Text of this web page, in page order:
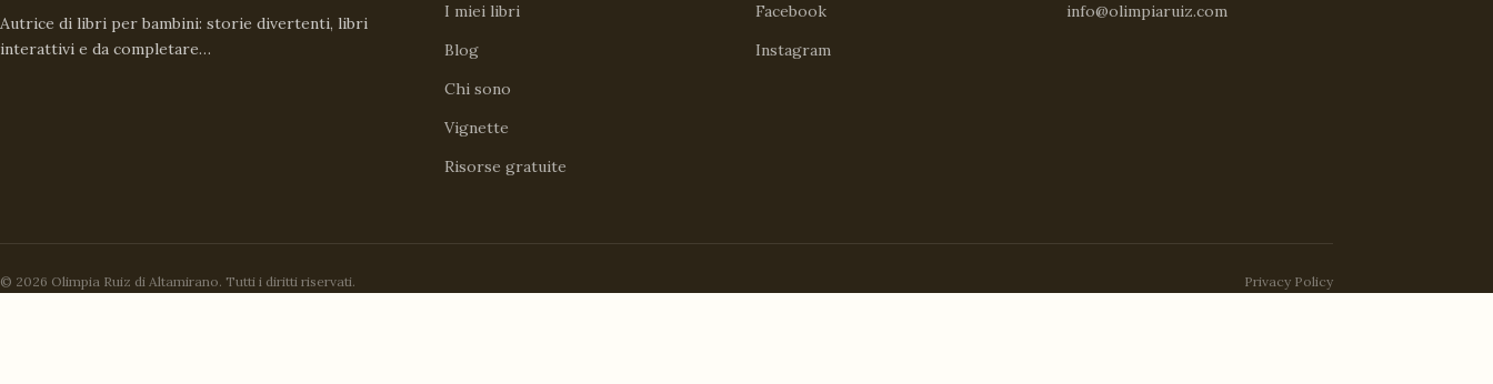
Autrice di libri per bambini: storie divertenti, libri
interattivi e da completare…
I miei libri
Blog
Chi sono
Vignette
Risorse gratuite
Facebook
Instagram
info@olimpiaruiz.com
© 2026 Olimpia Ruiz di Altamirano. Tutti i diritti riservati. Privacy Policy